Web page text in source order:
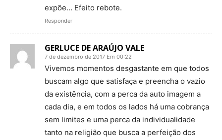
expõe… Efeito rebote.
Responder
GERLUCE DE ARAÚJO VALE
7 de dezembro de 2017 Em 00:22
Vivemos momentos desgastante em que todos
buscam algo que satisfaça e preencha o vazio
da existência, com a perca da auto imagem a
cada dia, e em todos os lados há uma cobrança
sem limites e uma perca da individualidade
tanto na religião que busca a perfeição dos